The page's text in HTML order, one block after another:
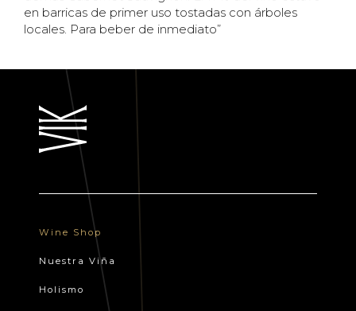
en barricas de primer uso tostadas con árboles
locales. Para beber de inmediato”
Wine Shop
Nuestra Viña
Holismo